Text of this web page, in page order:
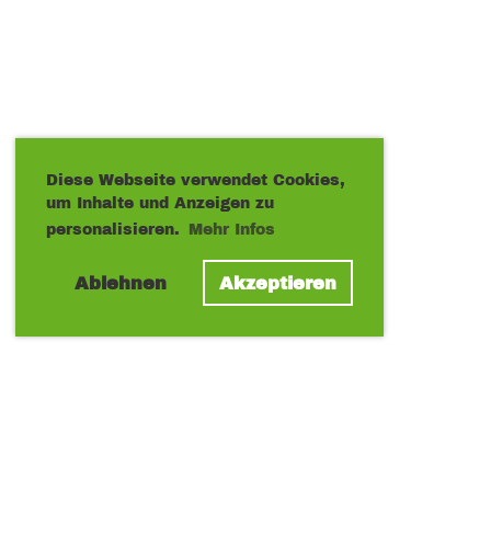
Diese Webseite verwendet Cookies,
um Inhalte und Anzeigen zu
personalisieren.
Mehr Infos
Ablehnen Akzeptieren